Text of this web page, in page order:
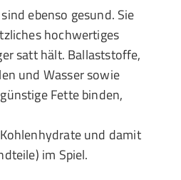
sind ebenso gesund. Sie
hochwertiges
satt hält. Ballaststoffe,
und Wasser sowie
Fette binden,
und damit
im Spiel.